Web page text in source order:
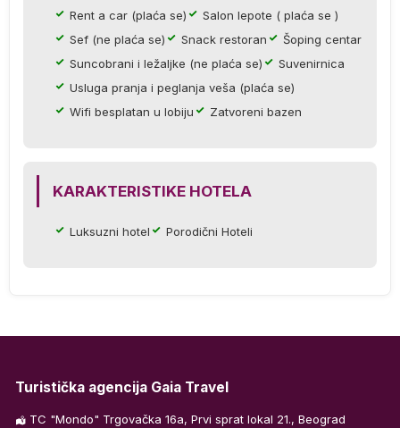
Rent a car (plaća se)
Salon lepote ( plaća se )
Sef (ne plaća se)
Snack restoran
Šoping centar
Suncobrani i ležaljke (ne plaća se)
Suvenirnica
Usluga pranja i peglanja veša (plaća se)
Wifi besplatan u lobiju
Zatvoreni bazen
KARAKTERISTIKE HOTELA
Luksuzni hotel Porodični Hoteli
Turistička agencija Gaia Travel
TC "Mondo" Trgovačka 16a, Prvi sprat lokal 21., Beograd